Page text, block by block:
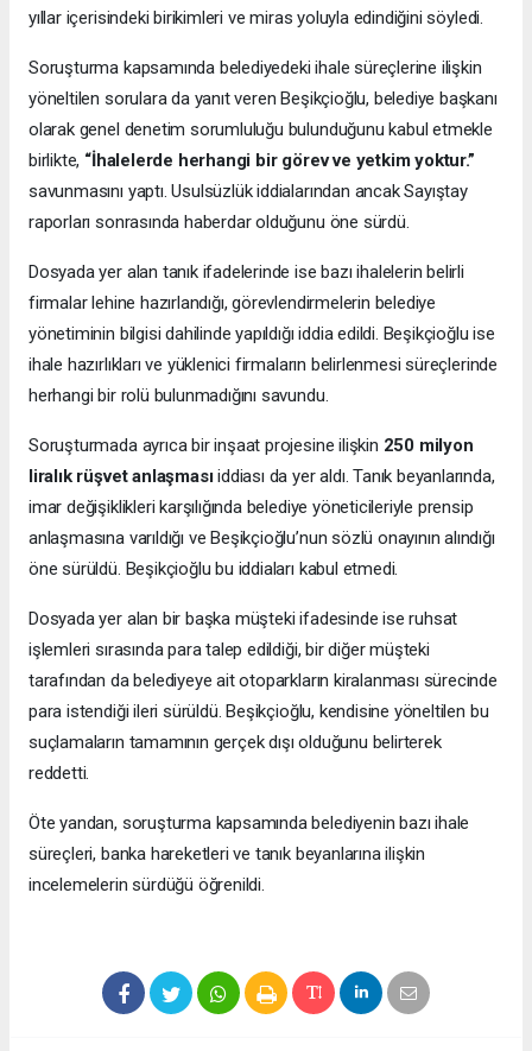
yıllar içerisindeki birikimleri ve miras yoluyla edindiğini söyledi.
Soruşturma kapsamında belediyedeki ihale süreçlerine ilişkin
yöneltilen sorulara da yanıt veren Beşikçioğlu, belediye başkanı
olarak genel denetim sorumluluğu bulunduğunu kabul etmekle
birlikte, “İhalelerde herhangi bir görev ve yetkim yoktur.”
savunmasını yaptı. Usulsüzlük iddialarından ancak Sayıştay
raporları sonrasında haberdar olduğunu öne sürdü.
Dosyada yer alan tanık ifadelerinde ise bazı ihalelerin belirli
firmalar lehine hazırlandığı, görevlendirmelerin belediye
yönetiminin bilgisi dahilinde yapıldığı iddia edildi. Beşikçioğlu ise
ihale hazırlıkları ve yüklenici firmaların belirlenmesi süreçlerinde
herhangi bir rolü bulunmadığını savundu.
Soruşturmada ayrıca bir inşaat projesine ilişkin 250 milyon
liralık rüşvet anlaşmasıiddiası da yer aldı. Tanık beyanlarında,
imar değişiklikleri karşılığında belediye yöneticileriyle prensip
anlaşmasına varıldığı ve Beşikçioğlu’nun sözlü onayının alındığı
öne sürüldü. Beşikçioğlu bu iddiaları kabul etmedi.
Dosyada yer alan bir başka müşteki ifadesinde ise ruhsat
işlemleri sırasında para talep edildiği, bir diğer müşteki
tarafından da belediyeye ait otoparkların kiralanması sürecinde
para istendiği ileri sürüldü. Beşikçioğlu, kendisine yöneltilen bu
suçlamaların tamamının gerçek dışı olduğunu belirterek
reddetti.
Öte yandan, soruşturma kapsamında belediyenin bazı ihale
süreçleri, banka hareketleri ve tanık beyanlarına ilişkin
incelemelerin sürdüğü öğrenildi.